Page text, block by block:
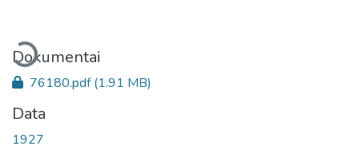
Dokumentai
76180.pdf(1.91 MB)
Data
1927